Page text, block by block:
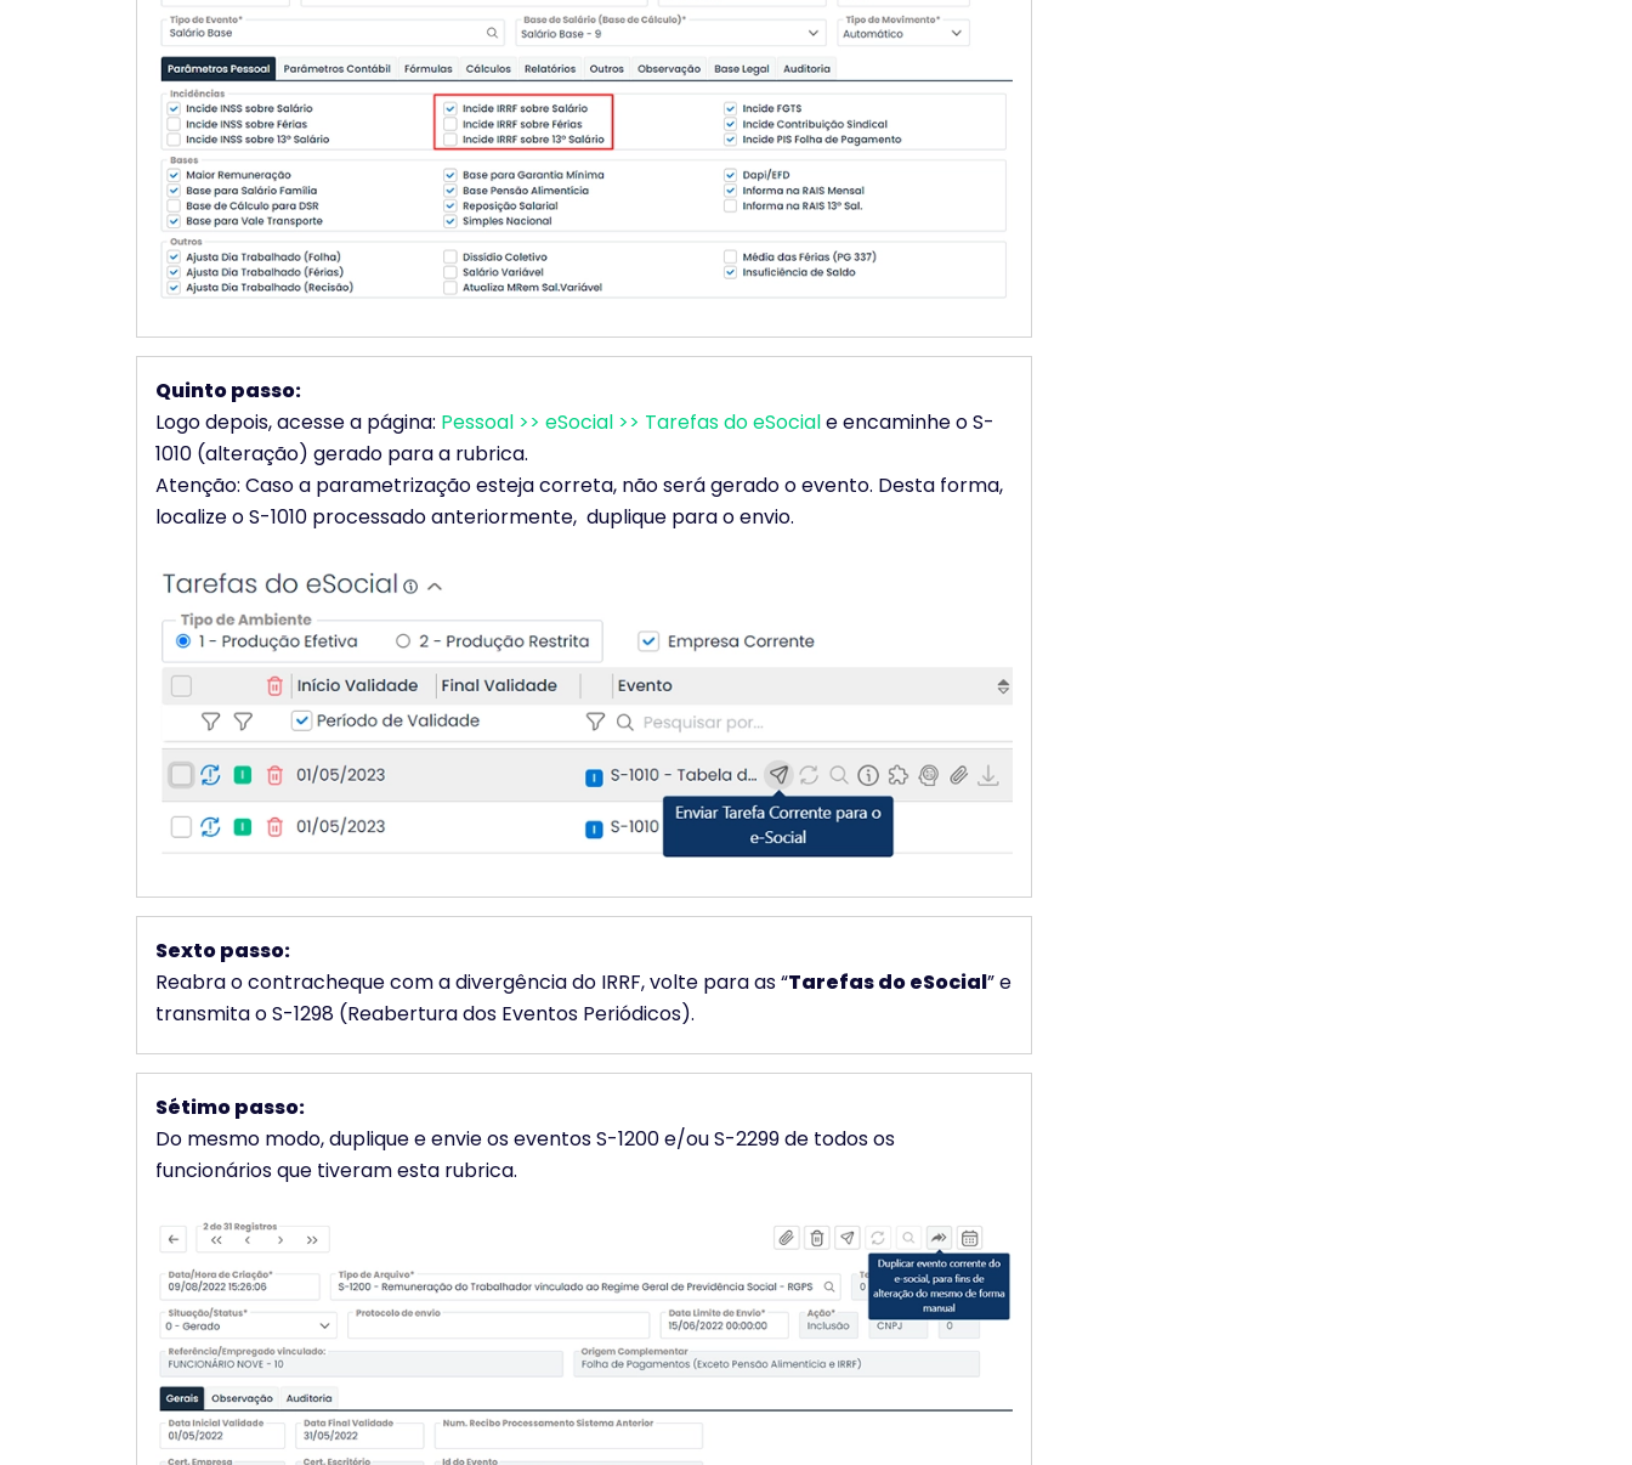
Quinto passo:
Logo depois, acesse a página: Pessoal >> eSocial >> Tarefas do eSociale encaminhe o S-
1010 (alteração) gerado para a rubrica.
Atenção: Caso a parametrização esteja correta, não será gerado o evento. Desta forma,
localize o S-1010 processado anteriormente, duplique para o envio.
Sexto passo:
Reabra o contracheque com a divergência do IRRF, volte para as “Tarefas do eSocial” e
transmita o S-1298 (Reabertura dos Eventos Periódicos).
Sétimo passo:
Do mesmo modo, duplique e envie os eventos S-1200 e/ou S-2299 de todos os
funcionários que tiveram esta rubrica.